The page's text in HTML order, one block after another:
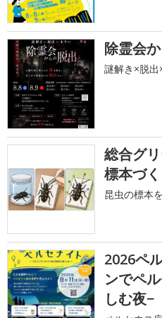
除霊会
謎解き×脱出
総合グ
標本づく
昆虫の標本
2026ペ
ンでペ
しむ夜−